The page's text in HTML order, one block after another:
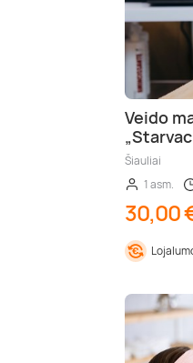
Veido
Šiauliai
1 asm.
30,00